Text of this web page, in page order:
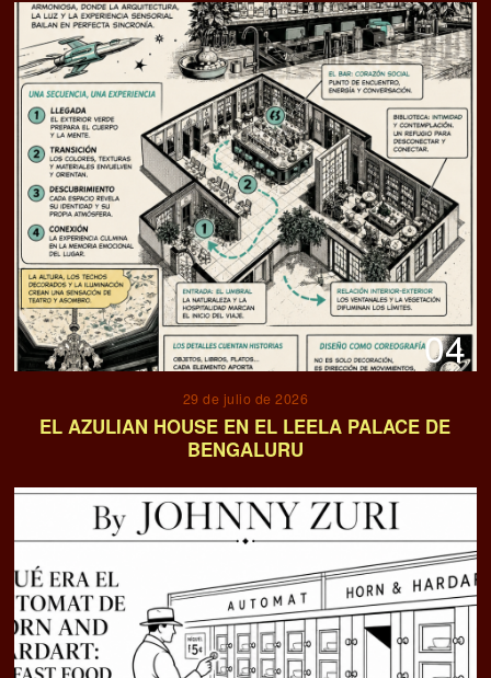
04
29 de julio de 2026
EL AZULIAN HOUSE EN EL LEELA PALACE DE
BENGALURU